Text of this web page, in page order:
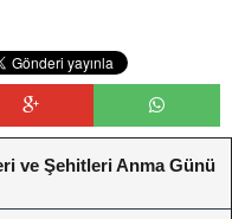
ve Şehitleri Anma Günü